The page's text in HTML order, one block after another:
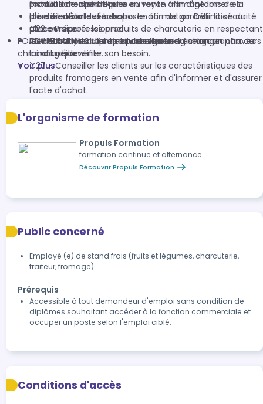
produits de charcuterie en vente afin d'informer et
d'assurer l'acte d'achat.
C22 - Préparer les produits de charcuterie en respectant
les demandes clients et consignes du magasin afin de
conclure la vente.
installations spécifiques au rayon fromage lors de la
prise et de la levée de poste afin de garantir la sécurité
alimentaire.
C26 - Analyser la demande client en échangeant avec
lui afin d'identifier son besoin.
C27 - Conseiller les clients sur les caractéristiques des
produits fromagers en vente afin d'informer et d'assurer
l'acte d'achat.
demandes clients et consignes du magasin afin de
conclure la vente.
formation en entreprise
Identification des besoins en formation Définition du
parcours professionnel
Identification du projet professionnel
FOAD - ELEARNING : 34 modules elearning selon un parcours
chronologique
Voir plus
L'organisme de formation
Propuls Formation
formation continue et alternance
Découvrir Propuls Formation
Public concerné
Employé (e) de stand frais (fruits et légumes, charcuterie,
traiteur, fromage)
Prérequis
Accessible à tout demandeur d'emploi sans condition de
diplômes souhaitant accéder à la fonction commerciale et
occuper un poste selon l'emploi ciblé.
Conditions d'accès